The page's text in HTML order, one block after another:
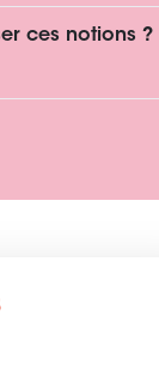
ces notions ?